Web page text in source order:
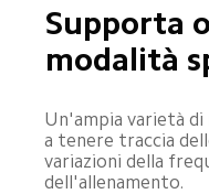
Supporta
modalità
Un'ampia varietà
a tenere traccia
variazioni della
dell'allenamento.